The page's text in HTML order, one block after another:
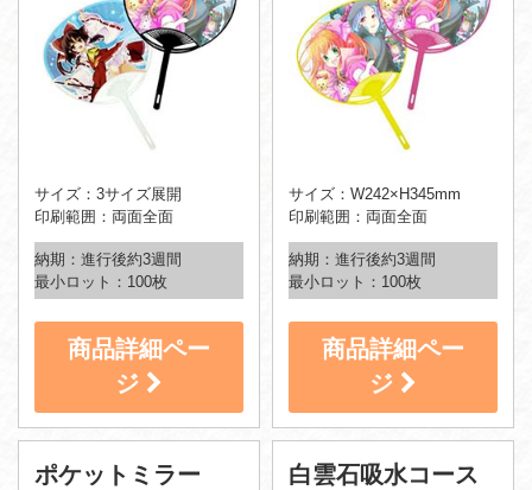
サイズ：3サイズ展開
印刷範囲：両面全面
納期：進行後約3週間
最小ロット：100枚
商品詳細ペー
ジ
サイズ：W242×H345mm
印刷範囲：両面全面
納期：進行後約3週間
最小ロット：100枚
商品詳細ペー
ジ
ポケットミラー
白雲石吸水コース